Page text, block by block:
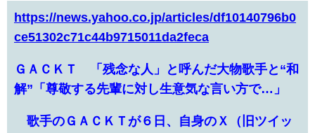
https://news.yahoo.co.jp/articles/df10140796b0
ce51302c71c44b9715011da2feca
ＧＡＣＫＴ 「残念な人」と呼んだ大物歌手と“和
解”「尊敬する先輩に対し生意気な言い方で…」
歌手のＧＡＣＫＴが６日、自身のＸ（旧ツイッ